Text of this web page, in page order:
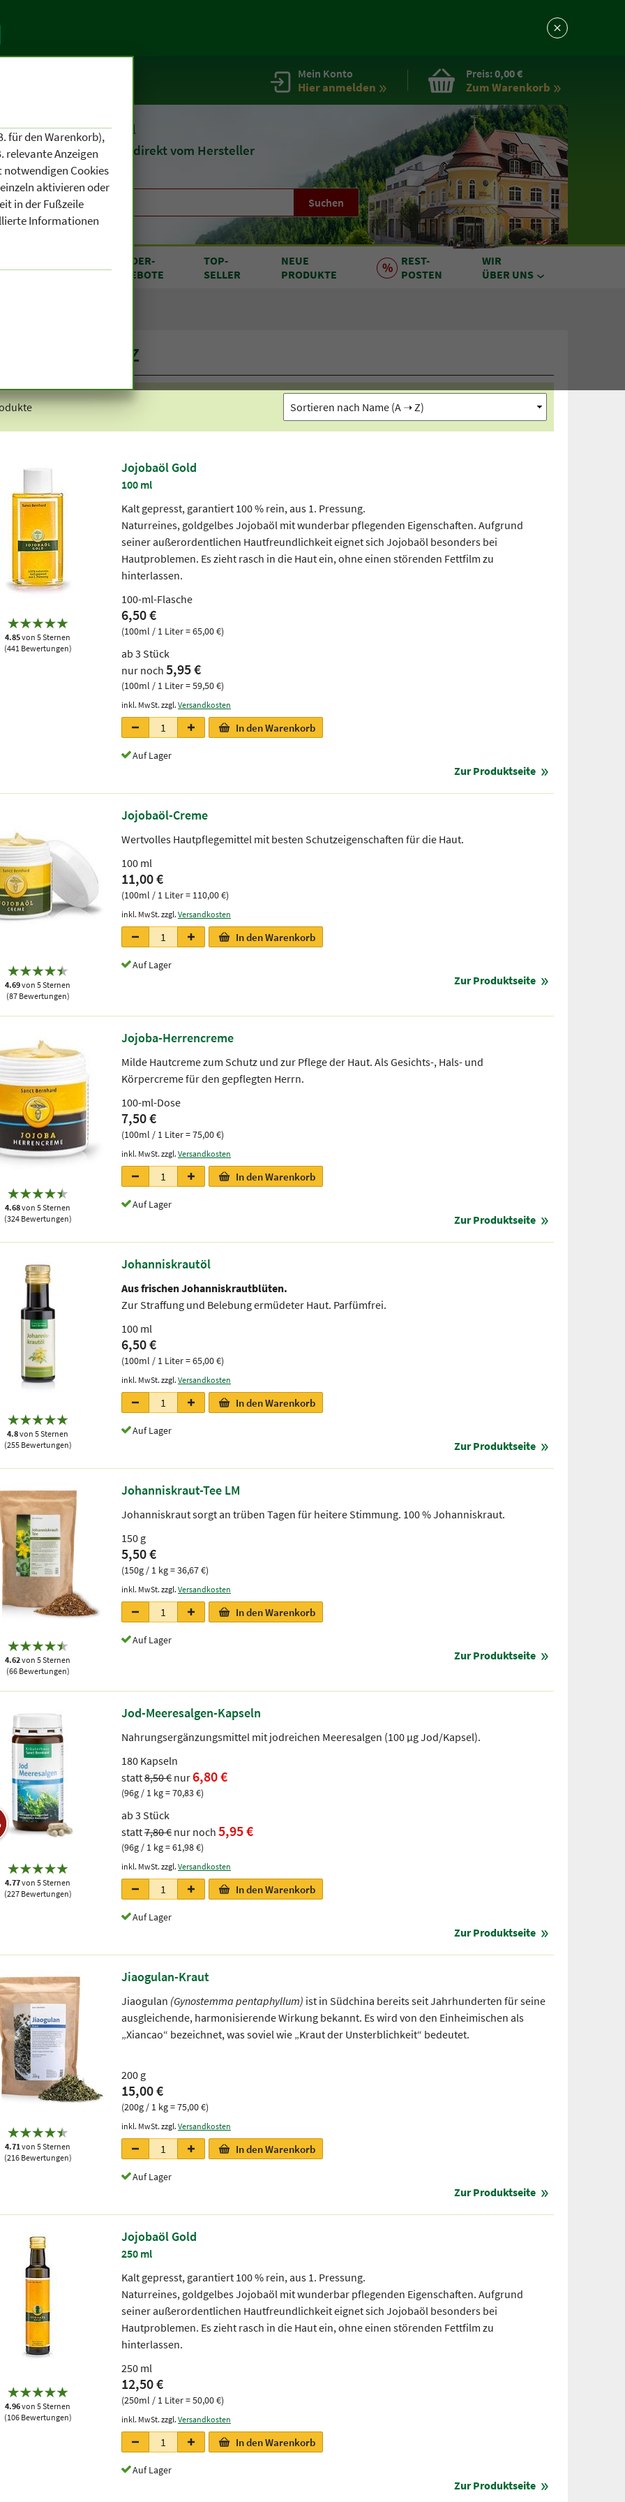
Mein Konto
Hier anmelden
Preis:0,00 €
Zum Warenkorb
1903Naturheilmittel
undKosmetik direkt vom Hersteller
Suchen
A BIS Z
SONDER-
ANGEBOTE
TOP-
SELLER
NEUE
PRODUKTE
REST-
POSTEN
WIR
ÜBER UNS
von A bis Z
4.85von 5 Sternen
(441 Bewertungen)
Jojobaöl Gold
100 ml
Kalt gepresst, garantiert 100 % rein, aus 1. Pressung.
Naturreines, goldgelbes Jojobaöl mit wunderbar pflegenden Eigenschaften. Aufgrund
seiner außerordentlichen Hautfreundlichkeit eignet sich Jojobaöl besonders bei
Hautproblemen. Es zieht rasch in die Haut ein, ohne einen störenden Fettfilm zu
hinterlassen.
100-ml-Flasche
6,50 €
(100ml / 1 Liter = 65,00 €)
ab 3 Stück
nur noch 5,95 €
(100ml / 1 Liter = 59,50 €)
inkl. MwSt. zzgl. Versandkosten
In den Warenkorb
Auf Lager
Zur Produktseite
4.69von 5 Sternen
(87 Bewertungen)
Jojobaöl-Creme
Wertvolles Hautpflegemittel mit besten Schutzeigenschaften für die Haut.
100 ml
11,00 €
(100ml / 1 Liter = 110,00 €)
inkl. MwSt. zzgl. Versandkosten
In den Warenkorb
Auf Lager
Zur Produktseite
4.68von 5 Sternen
(324 Bewertungen)
Jojoba-Herrencreme
Milde Hautcreme zum Schutz und zur Pflege der Haut. Als Gesichts-, Hals- und
Körpercreme für den gepflegten Herrn.
100-ml-Dose
7,50 €
(100ml / 1 Liter = 75,00 €)
inkl. MwSt. zzgl. Versandkosten
In den Warenkorb
Auf Lager
Zur Produktseite
4.8von 5 Sternen
(255 Bewertungen)
Johanniskrautöl
Aus frischen Johanniskrautblüten.
Zur Straffung und Belebung ermüdeter Haut. Parfümfrei.
100 ml
6,50 €
(100ml / 1 Liter = 65,00 €)
inkl. MwSt. zzgl. Versandkosten
In den Warenkorb
Auf Lager
Zur Produktseite
4.62von 5 Sternen
(66 Bewertungen)
Johanniskraut-Tee LM
Johanniskraut sorgt an trüben Tagen für heitere Stimmung. 100 % Johanniskraut.
150 g
5,50 €
(150g / 1 kg = 36,67 €)
inkl. MwSt. zzgl. Versandkosten
In den Warenkorb
Auf Lager
Zur Produktseite
4.77von 5 Sternen
(227 Bewertungen)
Jod-Meeresalgen-Kapseln
Nahrungsergänzungsmittel mit jodreichen Meeresalgen (100 µg Jod/Kapsel).
180 Kapseln
statt8,50 € nur6,80 €
(96g / 1 kg = 70,83 €)
ab 3 Stück
statt7,80 € nur noch 5,95 €
(96g / 1 kg = 61,98 €)
inkl. MwSt. zzgl. Versandkosten
In den Warenkorb
Auf Lager
Zur Produktseite
4.71von 5 Sternen
(216 Bewertungen)
Jiaogulan-Kraut
Jiaogulan (Gynostemma pentaphyllum) ist in Südchina bereits seit Jahrhunderten für seine
ausgleichende, harmonisierende Wirkung bekannt. Es wird von den Einheimischen als
„Xiancao“ bezeichnet, was soviel wie „Kraut der Unsterblichkeit“ bedeutet.
200 g
15,00 €
(200g / 1 kg = 75,00 €)
inkl. MwSt. zzgl. Versandkosten
In den Warenkorb
Auf Lager
Zur Produktseite
4.96von 5 Sternen
(106 Bewertungen)
Jojobaöl Gold
250 ml
Kalt gepresst, garantiert 100 % rein, aus 1. Pressung.
Naturreines, goldgelbes Jojobaöl mit wunderbar pflegenden Eigenschaften. Aufgrund
seiner außerordentlichen Hautfreundlichkeit eignet sich Jojobaöl besonders bei
Hautproblemen. Es zieht rasch in die Haut ein, ohne einen störenden Fettfilm zu
hinterlassen.
250 ml
12,50 €
(250ml / 1 Liter = 50,00 €)
inkl. MwSt. zzgl. Versandkosten
In den Warenkorb
Auf Lager
Zur Produktseite
für den Warenkorb),
relevante Anzeigen
notwendigen Cookies
aktivieren oder
in der Fußzeile
Informationen